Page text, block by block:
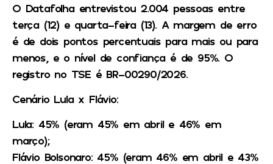
O Datafolha entrevistou 2.004 pessoas entre
terça (12) e quarta-feira (13). A margem de erro
é de dois pontos percentuais para mais ou para
menos, e o nível de confiança é de 95%. O
registro no TSE é BR-00290/2026.
Cenário Lula x Flávio:
Lula: 45% (eram 45% em abril e 46% em
março);
Flávio Bolsonaro: 45% (eram 46% em abril e 43%